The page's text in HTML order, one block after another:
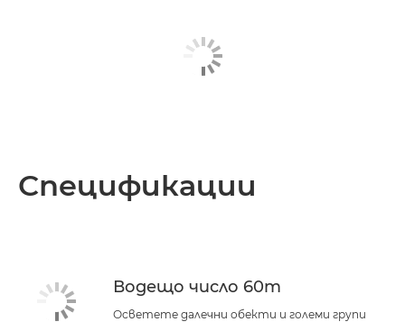
Спецификации
Водещо число 60m
Осветете далечни обекти и големи групи